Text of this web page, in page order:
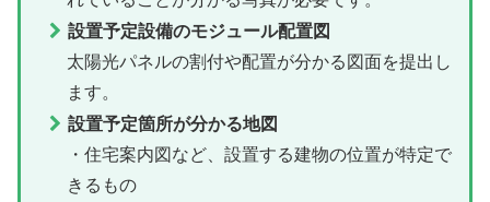
設置予定設備のモジュール配置図
太陽光パネルの割付や配置が分かる図面を提出し
ます。
設置予定箇所が分かる地図
・住宅案内図など、設置する建物の位置が特定で
きるもの